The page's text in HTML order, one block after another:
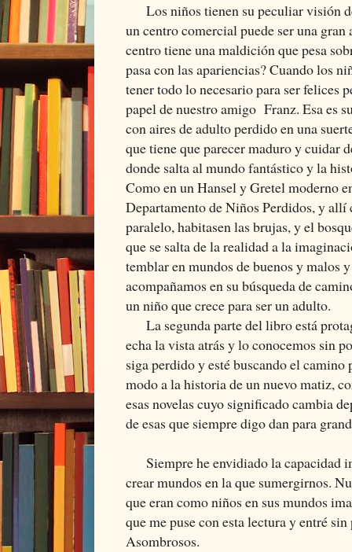
Los niños tienen su peculiar visión
un centro comercial puede ser una gran
centro tiene una maldición que pesa
pasa con las apariencias? Cuando los
tener todo lo necesario para ser felices
papel de nuestro amigo Franz. Esa es
con aires de adulto perdido en una
que tiene que parecer maduro y cuidar
donde salta al mundo fantástico y la
Como en un Hansel y Gretel moderno
Departamento de Niños Perdidos, y allí
paralelo, habitasen las brujas, y el
que se salta de la realidad a la
temblar en mundos de buenos y malos
acompañamos en su búsqueda de
un niño que crece para ser un adulto.
La segunda parte del libro está
echa la vista atrás y lo conocemos sin
siga perdido y esté buscando el camino
modo a la historia de un nuevo matiz,
esas novelas cuyo significado cambia
de esas que siempre digo dan para
Siempre he envidiado la capacidad
crear mundos en la que sumergirnos.
que eran como niños en sus mundos
que me puse con esta lectura y entré
Asombrosos.